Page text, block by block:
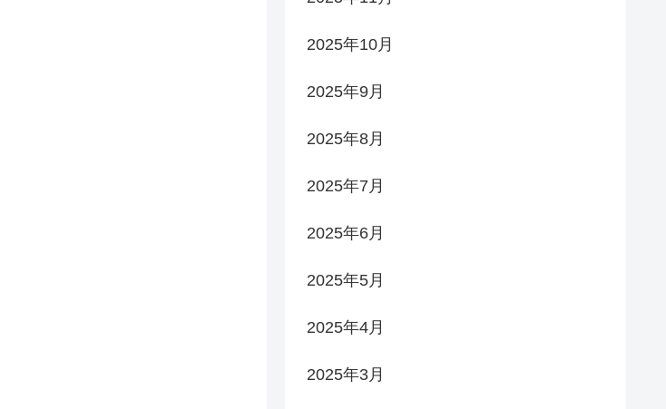
2025年10月
2025年9月
2025年8月
2025年7月
2025年6月
2025年5月
2025年4月
2025年3月